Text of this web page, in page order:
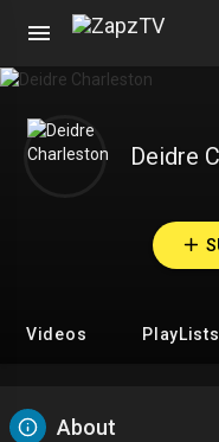
Deidre
Videos PlayLists
About